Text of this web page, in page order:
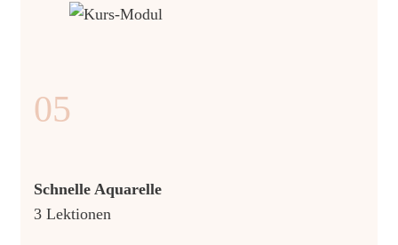
05
Schnelle Aquarelle
3 Lektionen